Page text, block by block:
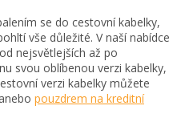
á
d
a
c
í
p
r
se do cestovní kabelky,
vše důležité. V naší nabídce
nejsvětlejších až po
svou oblíbenou verzi kabelky,
verzi kabelky můžete
anebo pouzdrem na kreditní